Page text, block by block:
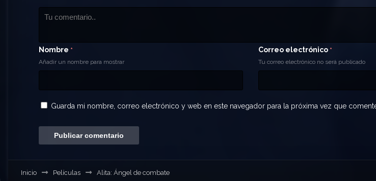
Nombre *
Añadir un nombre para mostrar
Correo electrónico *
Tu correo electrónico no será publicado
Guarda mi nombre, correo electrónico y web en este navegador para la próxima vez que
Inicio Películas Alita: Ángel de combate